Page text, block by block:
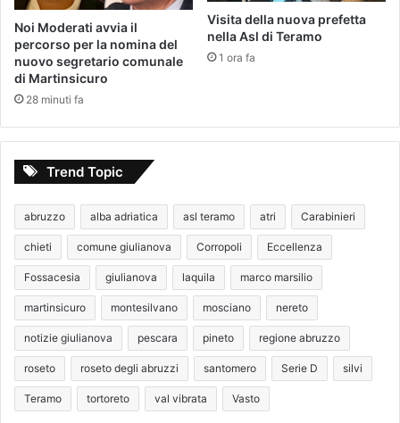
Noi Moderati avvia il
percorso per la nomina del
nuovo segretario comunale
di Martinsicuro
28 minuti fa
Visita della nuova prefetta
nella Asl di Teramo
1 ora fa
Trend Topic
abruzzo alba adriatica asl teramo atri Carabinieri
chieti comune giulianova Corropoli Eccellenza
Fossacesia giulianova laquila marco marsilio
martinsicuro montesilvano mosciano nereto
notizie giulianova pescara pineto regione abruzzo
roseto roseto degli abruzzi santomero Serie D silvi
Teramo tortoreto val vibrata Vasto